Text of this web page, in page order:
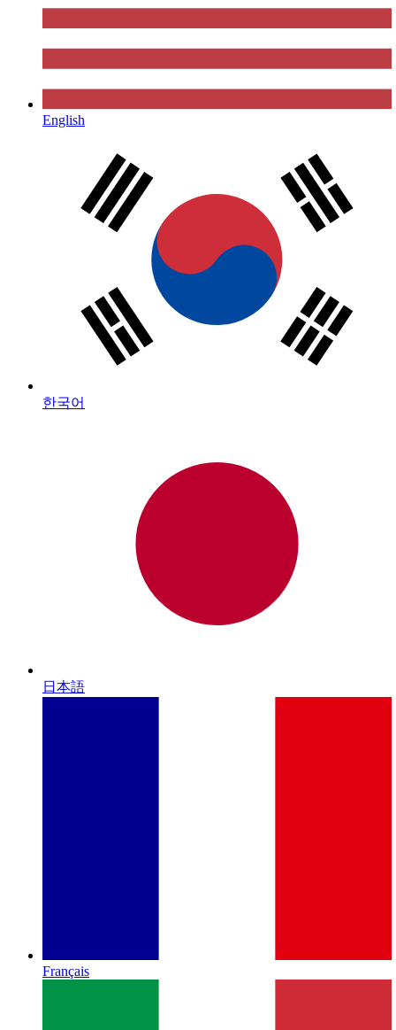
English
한국어
日本語
Français